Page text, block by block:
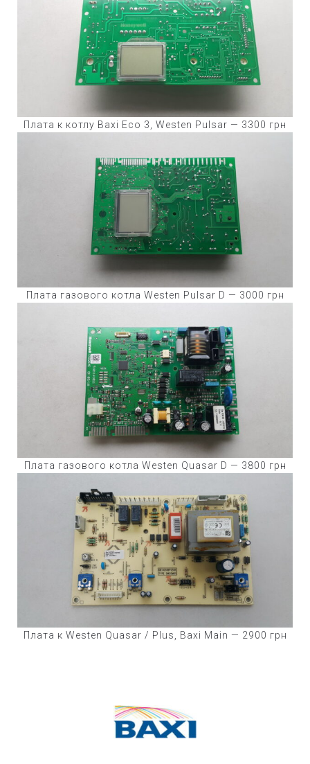
Плата к котлу Baxi Eco 3, Westen Pulsar — 3300 грн
Плата газового котла Westen Pulsar D — 3000 грн
Плата газового котла Westen Quasar D — 3800 грн
Плата к Westen Quasar / Plus, Baxi Main — 2900 грн